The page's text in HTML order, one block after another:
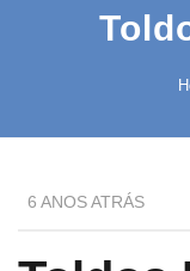
6 ANOS ATRÁS